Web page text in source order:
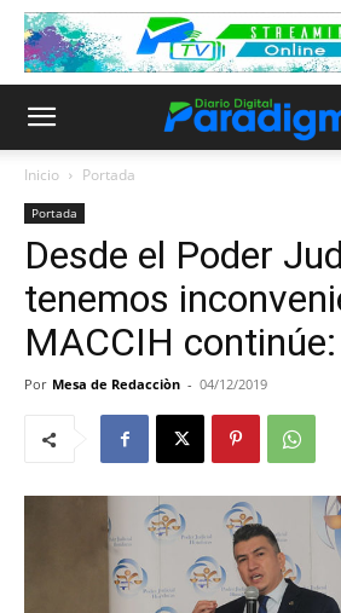
Inicio Portada
Portada
Desde el Poder
tenemos
MACCIH
Por Mesa de Redacciòn - 04/12/2019